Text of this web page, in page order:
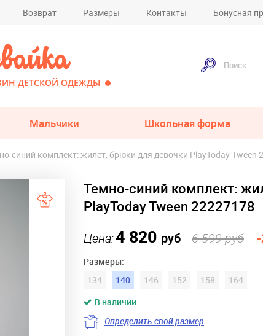
Возврат Размеры Контакты Бонусная
ДЕТСКОЙ ОДЕЖДЫ
Мальчики Школьная форма
синий комплект: жилет, брюки для девочки PlayToday Tween
Темно-синий комплект:
PlayToday Tween 22227178
Цена:4 820 руб 6 599 руб
Размеры:
134
140 146 152 158
164
В наличии
Определить свой размер